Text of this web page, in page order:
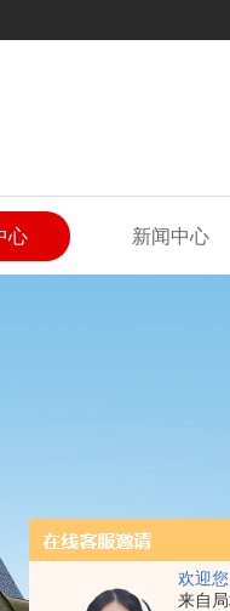
欢迎您
来自
心 新闻中心